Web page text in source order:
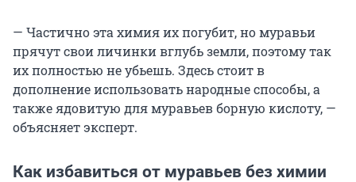
— Частично эта химия их погубит, но муравьи
прячут свои личинки вглубь земли, поэтому так
их полностью не убьешь. Здесь стоит в
дополнение использовать народные способы, а
также ядовитую для муравьев борную кислоту, —
объясняет эксперт.
Как избавиться от муравьев без химии